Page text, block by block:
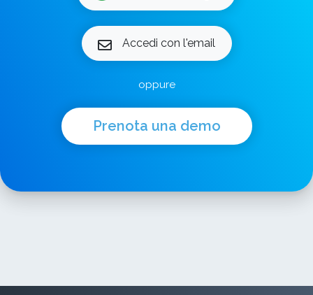
Accedi con l'email
oppure
Prenota una demo